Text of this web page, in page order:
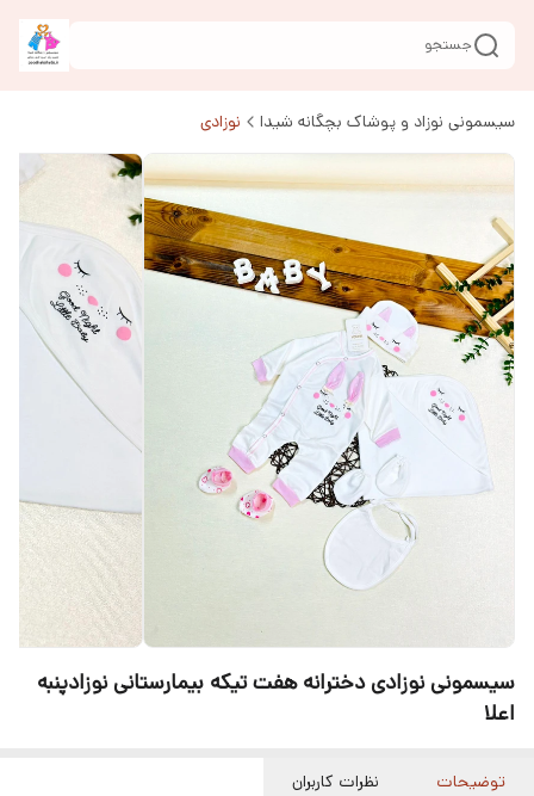
جستجو
سیسمونی نوزاد و پوشاک بچگانه شیدا نوزادی
سیسمونی نوزادی دخترانه هفت تیکه بیمارستانی نوزادپنبه
اعلا
توضیحات نظرات کاربران